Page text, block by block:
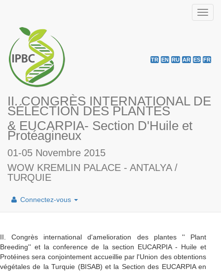
II. CONGRÈS INTERNATIONAL DE
SÉLECTION DES PLANTES
& EUCARPIA- Section D'Huile et
Protéagineux
01-05 Novembre 2015
WOW KREMLIN PALACE - ANTALYA /
TURQUIE
TR EN RU AR ES FR
Connectez-vous
II. Congrès international d'amelioration des plantes '' Plant
Breeding'' et la conference de la section EUCARPIA - Huile et
Protéines sera conjointement accueillie par l'Union des obtentions
végétales de la Turquie (BISAB) et la Section des EUCARPIA en